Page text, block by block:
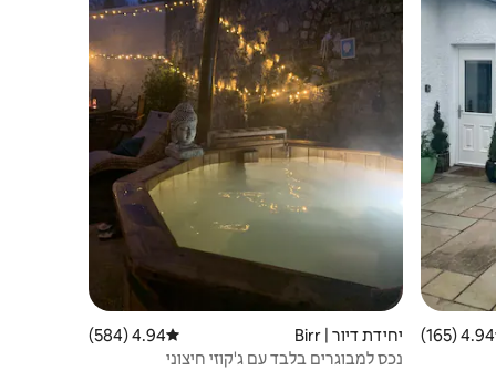
ממוצע של 4.94 מתוך 5, 165 ביקורות
4.94 (165)
יחידת דיור | Birr דירוג ממוצע של 4.94 מתוך 5, 584 ביקורות
4.94 (584)
נכס למבוגרים בלבד עם ג'קוזי חיצוני